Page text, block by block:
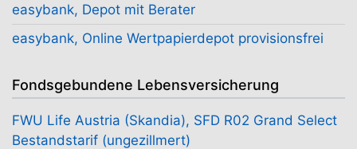
easybank, Depot mit Berater
easybank, Online Wertpapierdepot provisionsfrei
Fondsgebundene Lebensversicherung
FWU Life Austria (Skandia), SFD R02 Grand Select
Bestandstarif (ungezillmert)